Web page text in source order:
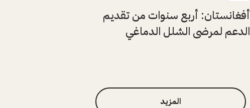
أفغانستان: أربع سنوات من تقديم
الدعم لمرضى الشلل الدماغي
المزيد